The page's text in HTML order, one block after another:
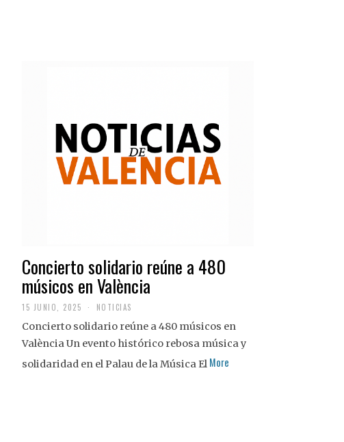
Concierto solidario reúne a 480
músicos en València
15 JUNIO, 2025 NOTICIAS
Concierto solidario reúne a 480 músicos en
València Un evento histórico rebosa música y
solidaridad en el Palau de la Música El More